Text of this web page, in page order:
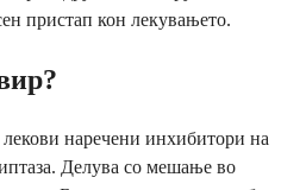
пристап кон лекувањето.
наречени инхибитори на
Делува со мешање во